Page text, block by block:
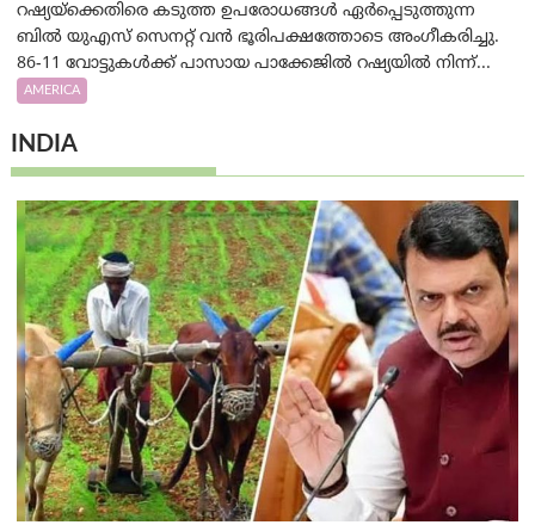
റഷ്യയ്‌ക്കെതിരെ കടുത്ത ഉപരോധങ്ങൾ ഏർപ്പെടുത്തുന്ന
ബിൽ യുഎസ് സെനറ്റ് വൻ ഭൂരിപക്ഷത്തോടെ അംഗീകരിച്ചു.
86-11 വോട്ടുകൾക്ക് പാസായ പാക്കേജിൽ റഷ്യയിൽ നിന്ന്...
AMERICA
INDIA